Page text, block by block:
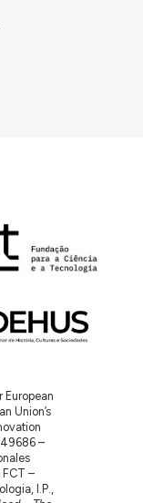
European
Union’s
–
–
I.P.,